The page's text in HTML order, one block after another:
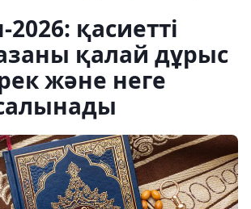
қасиетті
қалай дұрыс
және неге